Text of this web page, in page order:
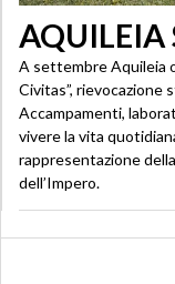
AQUILEIA
A settembre Aquileia
Civitas”, rievocazione
Accampamenti,
vivere la vita
rappresentazione
dell’Impero.